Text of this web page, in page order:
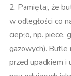
2. Pamiętaj, że
w odległości co
ciepło, np. piece,
gazowych). Butle
przed upadkiem i